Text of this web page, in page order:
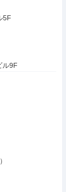
5F
ル9F